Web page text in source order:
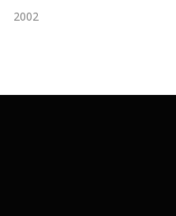
2002